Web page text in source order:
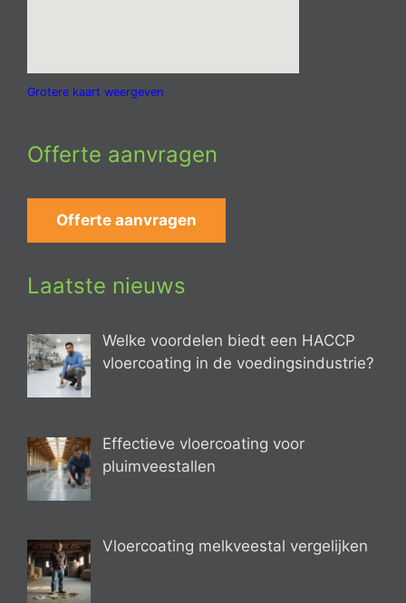
Grotere kaart weergeven
Offerte aanvragen
Offerte aanvragen
Laatste nieuws
Welke voordelen biedt een HACCP
vloercoating in de voedingsindustrie?
Effectieve vloercoating voor
pluimveestallen
Vloercoating melkveestal vergelijken